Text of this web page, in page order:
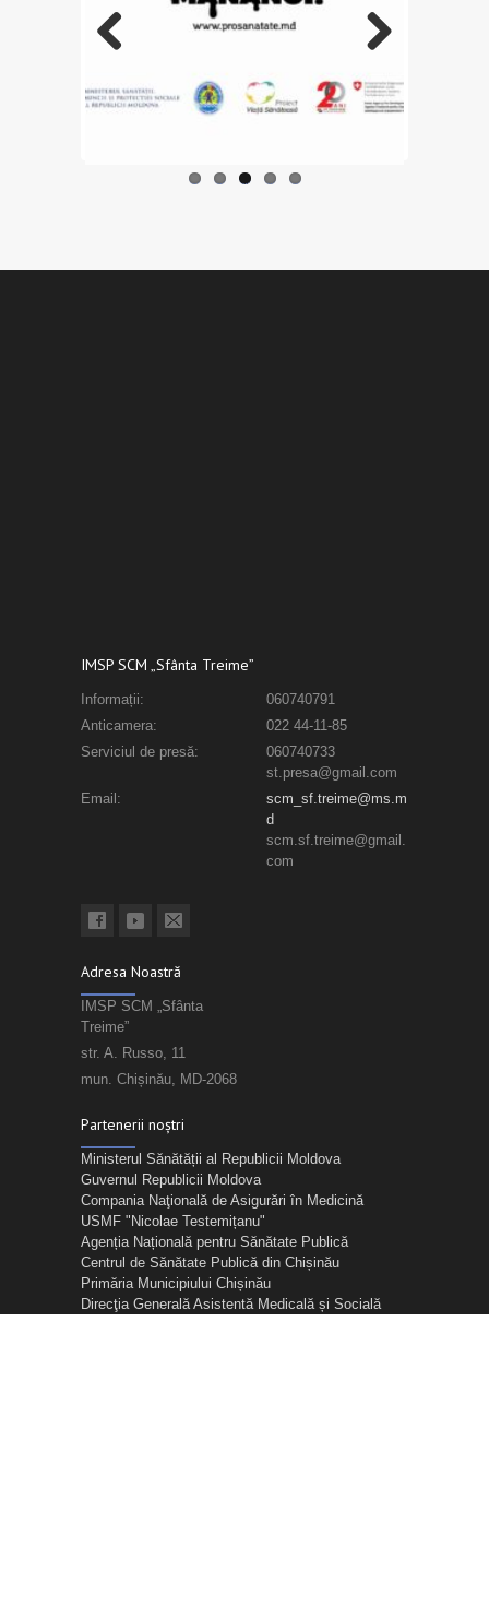
us
IMSP SCM „Sfânta Treime”
Informații:
060740791
Anticamera:
022 44-11-85
Serviciul de presă:
060740733
st.presa@gmail.com
Email:
scm_sf.treime@ms.m
d
scm.sf.treime@gmail.
com
Adresa Noastră
IMSP SCM „Sfânta
Treime”
str. A. Russo, 11
mun. Chișinău, MD-2068
Partenerii noștri
Ministerul Sănătății al Republicii Moldova
Guvernul Republicii Moldova
Compania Naţională de Asigurări în Medicină
USMF "Nicolae Testemițanu"
Agenția Națională pentru Sănătate Publică
Centrul de Sănătate Publică din Chișinău
Primăria Municipiului Chișinău
Direcţia Generală Asistentă Medicală și Socială